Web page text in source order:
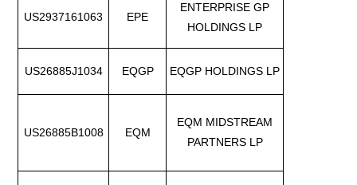
US2937161063 EPE
ENTERPRISE GP
HOLDINGS LP
US26885J1034 EQGP EQGP HOLDINGS LP
US26885B1008 EQM
EQM MIDSTREAM
PARTNERS LP